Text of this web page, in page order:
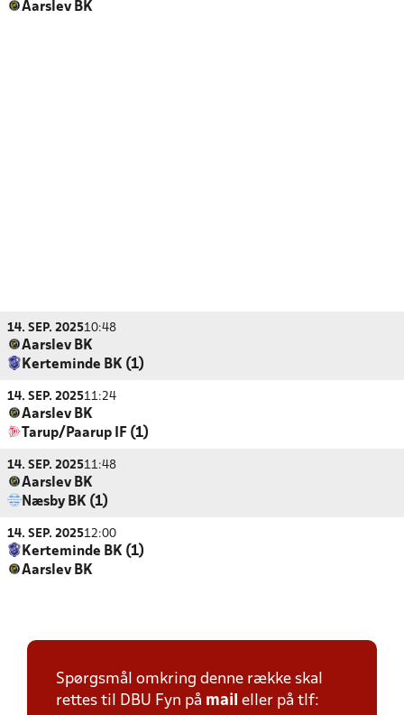
Aarslev BK
14. SEP. 202510:48
Aarslev BK
Kerteminde BK (1)
14. SEP. 202511:24
Aarslev BK
Tarup/Paarup IF (1)
14. SEP. 202511:48
Aarslev BK
Næsby BK (1)
14. SEP. 202512:00
Kerteminde BK (1)
Aarslev BK
Spørgsmål omkring denne række skal
rettes til DBU Fyn på mail eller på tlf: